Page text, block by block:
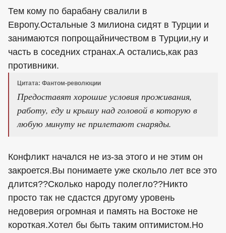
Тем кому по барабану свалили в
Европу.Остальные 3 милиона сидят в Турции и
занимаются попрощайничеством в Турции,ну и
часть в соседних странах.А остались,как раз
противники.
Цитата: Фантом-революции
Предоставят хорошие условия проживания,
работу, еду и крышу над головой в которую в
любую минуту не прилетают снаряды.
Конфликт начался не из-за этого и не этим он
закроется.Вы понимаете уже скольло лет все это
длится??Сколько народу полегло??Никто
просто так не сдастся другому уровень
недоверия огромная и память на Востоке не
короткая.Хотел бы быть таким оптимистом.Но